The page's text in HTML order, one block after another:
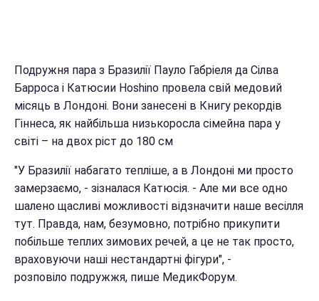
Подружня пара з Бразилії Пауло Габріеля да Сілва
Барроса і Катюсии Hoshino провела свій медовий
місяць в Лондоні. Вони занесені в Книгу рекордів
Гіннеса, як найбільша низькоросла сімейна пара у
світі – на двох ріст до 180 см
"У Бразилії набагато тепліше, а в Лондоні ми просто
замерзаємо, - зізналася Катюсiя. - Але ми все одно
шалено щасливі можливості відзначити наше весілля
тут. Правда, нам, безумовно, потрібно прикупити
побільше теплих зимових речей, а це не так просто,
враховуючи наші нестандартні фігури", -
розповіло подружжя, пише МедикФорум.